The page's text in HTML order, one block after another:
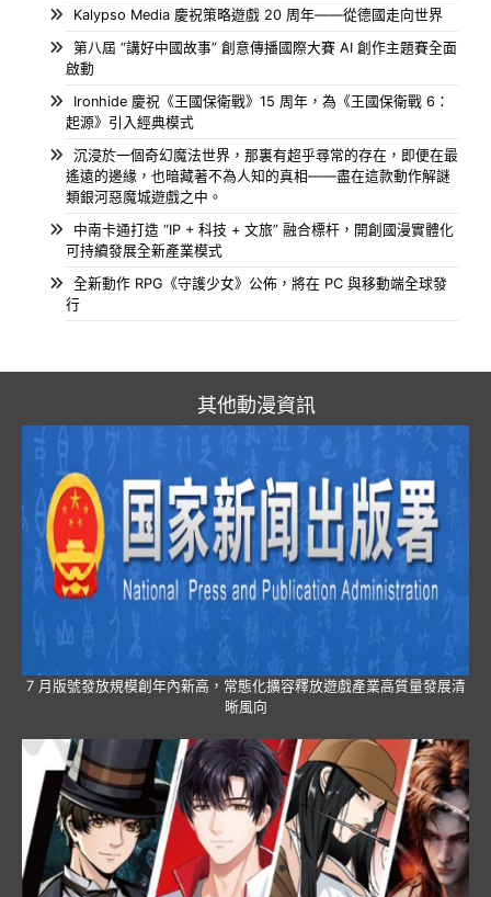
Kalypso Media 慶祝策略遊戲 20 周年——從德國走向世界
第八屆 “講好中國故事” 創意傳播國際大賽 AI 創作主題賽全面
啟動
Ironhide 慶祝《王國保衛戰》15 周年，為《王國保衛戰 6：
起源》引入經典模式
沉浸於一個奇幻魔法世界，那裏有超乎尋常的存在，即便在最
遙遠的邊緣，也暗藏著不為人知的真相——盡在這款動作解謎
類銀河惡魔城遊戲之中。
中南卡通打造 “IP + 科技 + 文旅” 融合標杆，開創國漫實體化
可持續發展全新產業模式
全新動作 RPG《守護少女》公佈，將在 PC 與移動端全球發
行
其他動漫資訊
7 月版號發放規模創年內新高，常態化擴容釋放遊戲產業高質量發展清
晰風向